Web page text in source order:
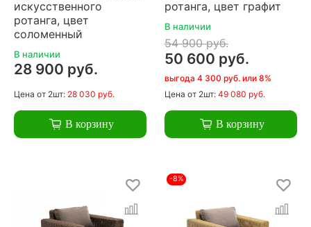
искусственного
ротанга, цвет
соломенный
В наличии
28 900 руб.
Цена от 2шт: 28 030 руб.
В корзину
ротанга, цвет графит
В наличии
54 900 руб.
50 600 руб.
выгода 4 300 руб. или 8%
Цена от 2шт: 49 080 руб.
В корзину
-8%